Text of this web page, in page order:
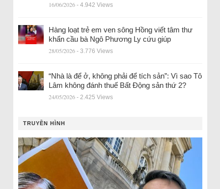
16/06/2026 - 4.942 Views
Hàng loạt trẻ em ven sông Hồng viết tâm thư
khẩn cầu bà Ngô Phương Ly cứu giúp
28/05/2026 - 3.776 Views
“Nhà là để ở, không phải để tích sản”: Vì sao Tô
Lâm không đánh thuế Bất Động sản thứ 2?
24/05/2026 - 2.425 Views
TRUYỀN HÌNH